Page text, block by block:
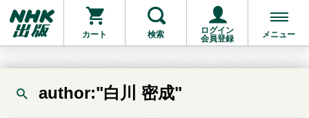
カート 検索
ログイン
会員登録
メニュー
author:"白川 密成"